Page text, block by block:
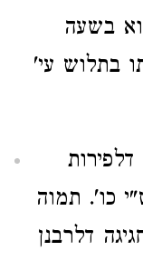
בשעה
בתלוש עי'
כו'. תמוה
דלרבנן